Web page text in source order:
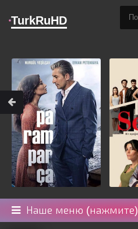
Наше меню (нажмите)
TurkRuHD